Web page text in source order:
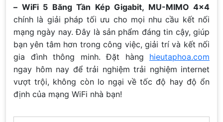
– WiFi 5 Băng Tần Kép Gigabit, MU-MIMO 4×4
chính là giải pháp tối ưu cho mọi nhu cầu kết nối
mạng ngày nay. Đây là sản phẩm đáng tin cậy, giúp
bạn yên tâm hơn trong công việc, giải trí và kết nối
gia đình thông minh. Đặt hàng hieutaphoa.com
ngay hôm nay để trải nghiệm trải nghiệm internet
vượt trội, không còn lo ngại về tốc độ hay độ ổn
định của mạng WiFi nhà bạn!